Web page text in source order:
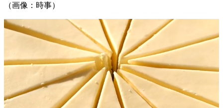
（画像：時事）